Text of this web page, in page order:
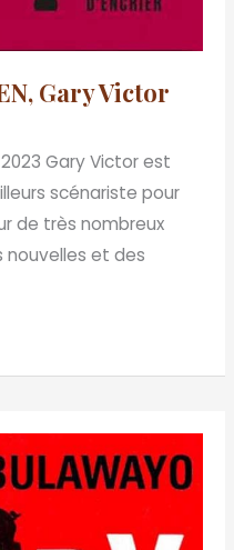
Gary Victor
2023 Gary Victor est
scénariste pour
de très nombreux
nouvelles et des